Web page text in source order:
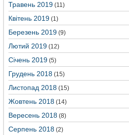
Травень 2019 (11)
Квітень 2019 (1)
Березень 2019 (9)
Лютий 2019 (12)
Січень 2019 (5)
Грудень 2018 (15)
Листопад 2018 (15)
Жовтень 2018 (14)
Вересень 2018 (8)
Серпень 2018 (2)